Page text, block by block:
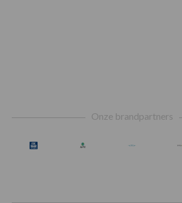
Onze brandpartners